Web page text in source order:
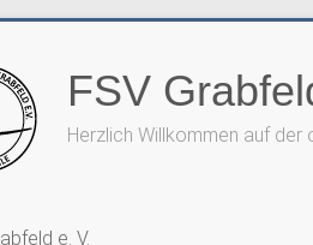
FSV
Herzlich Willkommen auf